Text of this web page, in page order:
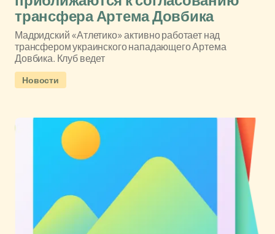
трансфера Артема Довбика
Мадридский «Атлетико» активно работает над
трансфером украинского нападающего Артема
Довбика. Клуб ведет
Новости